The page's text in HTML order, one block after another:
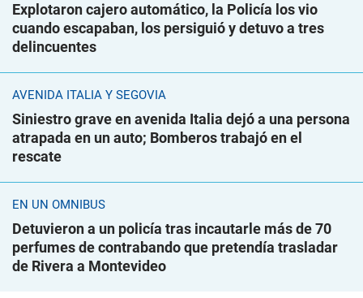
Explotaron cajero automático, la Policía los vio
cuando escapaban, los persiguió y detuvo a tres
delincuentes
AVENIDA ITALIA Y SEGOVIA
Siniestro grave en avenida Italia dejó a una persona
atrapada en un auto; Bomberos trabajó en el
rescate
EN UN ÓMNIBUS
Detuvieron a un policía tras incautarle más de 70
perfumes de contrabando que pretendía trasladar
de Rivera a Montevideo